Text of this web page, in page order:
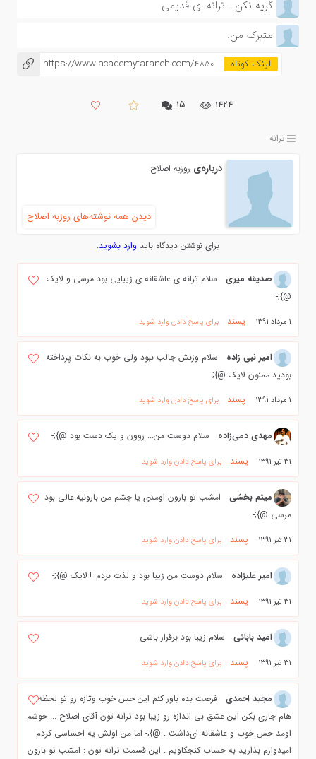
گریه نکن….ترانه ای قدیمی
متبرک من.
https://www.academytaraneh.com/4850
1424 ۱۵
ترانه
درباره‌ی روزبه اصلاح
دیدن همه نوشته‌های روزبه اصلاح
برای نوشتن دیدگاه باید وارد بشوید.
صدیقه میری
سلام ترانه ی عاشقانه ی زیبایی بود مرسی و لایک
@};-
1 مرداد 1391 پسند برای پاسخ دادن وارد شوید
امیر نبی زاده
سلام وزنش جالب نبود ولی خوب به نکات پرداخته
بودید ممنون لایک @};-
1 مرداد 1391 پسند برای پاسخ دادن وارد شوید
مهدي دمي‌زاده سلام دوست من... روون و یک دست بود @};-
31 تیر 1391 پسند برای پاسخ دادن وارد شوید
میثم بخشی
امشب تو بارون اومدی یا چشم من بارونیه.عالی بود
مرسی @};-
31 تیر 1391 پسند برای پاسخ دادن وارد شوید
امیر علیزاده سلام دوست من زیبا بود و لذت بردم +لایک @};-
31 تیر 1391 پسند برای پاسخ دادن وارد شوید
امید بابائی سلام زیبا بود برقرار باشی
31 تیر 1391 پسند برای پاسخ دادن وارد شوید
مجيد احمدی
فرصت بده باور کنم این حس خوب وتازه رو تو لحظه
هام جاری بکن این عشق بی اندازه رو زيبا بود ترانه تون آقای اصلاح ... خوشم
اومد حس خوب و عاشقانه ای‌داشت . @};- اما من اولش يه احساسی كردم
اميدوارم بذاريد به حساب كنجكاويم . اين قسمت ترانه تون : امشب تو بارون